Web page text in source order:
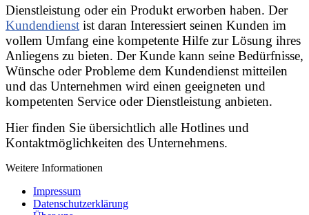
Dienstleistung oder ein Produkt erworben haben. Der
Kundendienst ist daran Interessiert seinen Kunden im
vollem Umfang eine kompetente Hilfe zur Lösung ihres
Anliegens zu bieten. Der Kunde kann seine Bedürfnisse,
Wünsche oder Probleme dem Kundendienst mitteilen
und das Unternehmen wird einen geeigneten und
kompetenten Service oder Dienstleistung anbieten.
Hier finden Sie übersichtlich alle Hotlines und
Kontaktmöglichkeiten des Unternehmens.
Weitere Informationen
Impressum
Datenschutzerklärung